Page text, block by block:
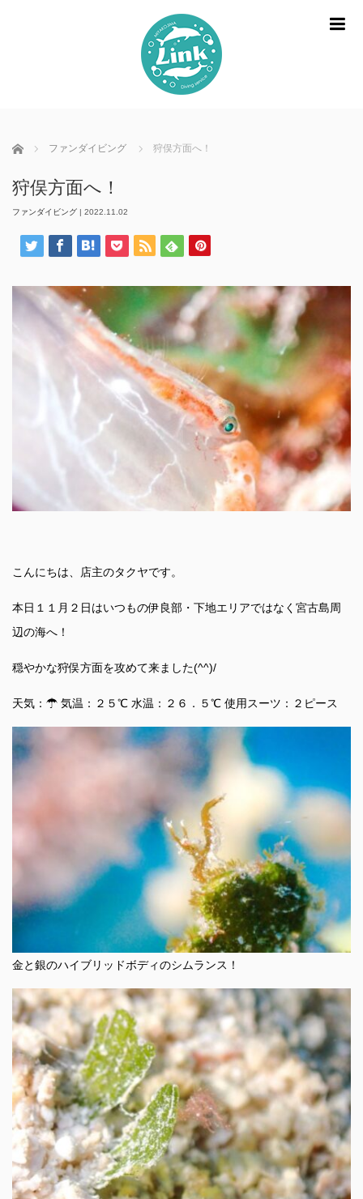
ホーム ファンダイビング 狩俣方面へ！
狩俣方面へ！
ファンダイビング | 2022.11.02
こんにちは、店主のタクヤです。
本日１１月２日はいつもの伊良部・下地エリアではなく宮古島周
辺の海へ！
穏やかな狩俣方面を攻めて来ました(^^)/
天気：☂ 気温：２５℃ 水温：２６．５℃ 使用スーツ：２ピース
金と銀のハイブリッドボディのシムランス！